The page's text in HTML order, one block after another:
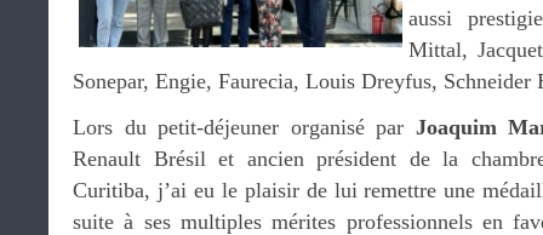
aussi
Mittal,
Sonepar, Engie, Faurecia, Louis Dreyfus,
Lors du petit-déjeuner organisé par Joaquim
Renault Brésil et ancien président de la
Curitiba, j’ai eu le plaisir de lui remettre une
suite à ses multiples mérites professionnels en